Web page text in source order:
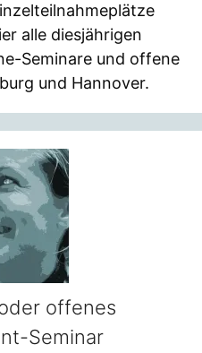
alle diesjährigen
Seminare und offene
und Hannover.
offenes
Seminar